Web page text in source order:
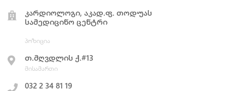
კარდიოლოგი, აკად.ფ. თოდუას
სამედიცინო ცენტრი
პოზიცია
თ.მღვდლის ქ.#13
მისამართი
032 2 34 81 19